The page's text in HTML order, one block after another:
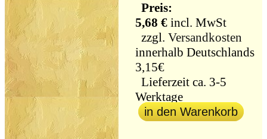
Preis:
5,68 € incl. MwSt
zzgl.Versandkosten
innerhalb Deutschlands
3,15€
Lieferzeit ca. 3-5
Werktage
in den Warenkorb